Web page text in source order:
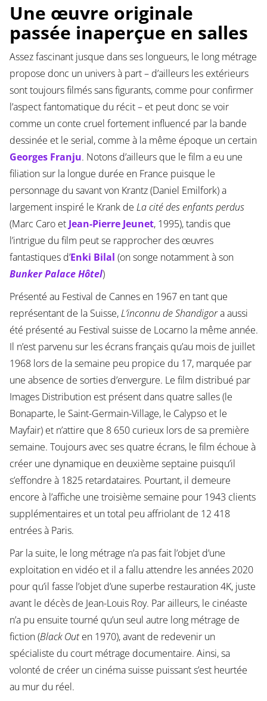
Une œuvre originale
passée inaperçue en salles
Assez fascinant jusque dans ses longueurs, le long métrage
propose donc un univers à part – d’ailleurs les extérieurs
sont toujours filmés sans figurants, comme pour confirmer
l’aspect fantomatique du récit – et peut donc se voir
comme un conte cruel fortement influencé par la bande
dessinée et le serial, comme à la même époque un certain
Georges Franju. Notons d’ailleurs que le film a eu une
filiation sur la longue durée en France puisque le
personnage du savant von Krantz (Daniel Emilfork) a
largement inspiré le Krank de La cité des enfants perdus
(Marc Caro et Jean-Pierre Jeunet, 1995), tandis que
l’intrigue du film peut se rapprocher des œuvres
fantastiques d’Enki Bilal (on songe notamment à son
Bunker Palace Hôtel)
Présenté au Festival de Cannes en 1967 en tant que
représentant de la Suisse,L’inconnu de Shandigora aussi
été présenté au Festival suisse de Locarno la même année.
Il n’est parvenu sur les écrans français qu’au mois de juillet
1968 lors de la semaine peu propice du 17, marquée par
une absence de sorties d’envergure. Le film distribué par
Images Distribution est présent dans quatre salles (le
Bonaparte, le Saint-Germain-Village, le Calypso et le
Mayfair) et n’attire que 8 650 curieux lors de sa première
semaine. Toujours avec ses quatre écrans, le film échoue à
créer une dynamique en deuxième septaine puisqu’il
s’effondre à 1825 retardataires. Pourtant, il demeure
encore à l’affiche une troisième semaine pour 1943 clients
supplémentaires et un total peu affriolant de 12 418
entrées à Paris.
Par la suite, le long métrage n’a pas fait l’objet d’une
exploitation en vidéo et il a fallu attendre les années 2020
pour qu’il fasse l’objet d’une superbe restauration 4K, juste
avant le décès de Jean-Louis Roy. Par ailleurs, le cinéaste
n’a pu ensuite tourné qu’un seul autre long métrage de
fiction (Black Outen 1970), avant de redevenir un
spécialiste du court métrage documentaire. Ainsi, sa
volonté de créer un cinéma suisse puissant s’est heurtée
au mur du réel.